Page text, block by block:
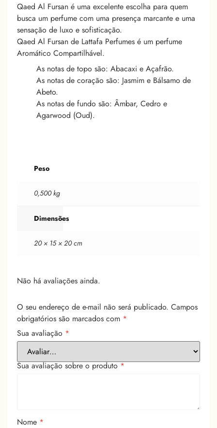
Qaed Al Fursan é uma excelente escolha para quem
busca um perfume com uma presença marcante e uma
sensação de luxo e sofisticação.
Qaed Al Fursan de Lattafa Perfumes é um perfume
Aromático Compartilhável.
As notas de topo são: Abacaxi e Açafrão.
As notas de coração são: Jasmim e Bálsamo de
Abeto.
As notas de fundo são: Âmbar, Cedro e
Agarwood (Oud).
Peso
0,500 kg
Dimensões
20 × 15 × 20 cm
Não há avaliações ainda.
O seu endereço de e-mail não será publicado. Campos
obrigatórios são marcados com *
Sua avaliação *
Sua avaliação sobre o produto*
Nome *